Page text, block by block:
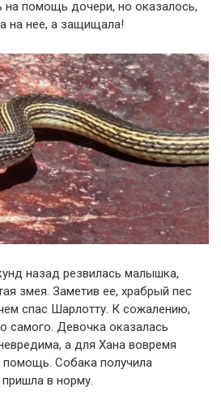
на помощь дочери, но оказалось,
на нее, а защищала!
назад резвилась малышка,
змея. Заметив ее, храбрый пес
спас Шарлотту. К сожалению,
самого. Девочка оказалась
а для Хана вовремя
помощь. Собака получила
в норму.